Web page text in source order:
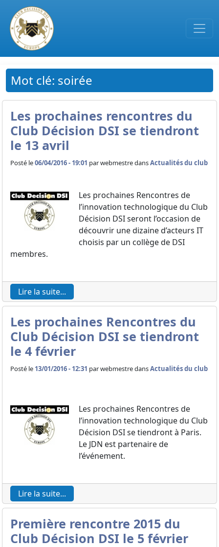
Passer au contenu principal
Mot clé: soirée
Les prochaines rencontres du
Club Décision DSI se tiendront
le 13 avril
Posté le06/04/2016 - 19:01 parwebmestre dansActualités du club
Les prochaines Rencontres de
l’innovation technologique du Club
Décision DSI seront l’occasion de
découvrir une dizaine d’acteurs IT
choisis par un collège de DSI
membres.
Lire la suite...
Les prochaines Rencontres du
Club Décision DSI se tiendront
le 4 février
Posté le 13/01/2016 - 12:31 parwebmestre dansActualités du club
Les prochaines Rencontres de
l’innovation technologique du Club
Décision DSI se tiendront à Paris.
Le JDN est partenaire de
l’événement.
Lire la suite...
Première rencontre 2015 du
Club Décision DSI le 5 février